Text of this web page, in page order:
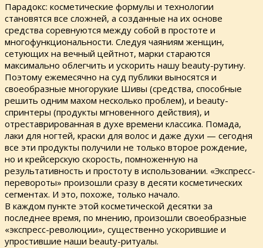
Парадокс: косметические формулы и технологии
становятся все сложней, а созданные на их основе
средства соревнуются между собой в простоте и
многофункциональности. Следуя чаяниям женщин,
сетующих на вечный цейтнот, марки стараются
максимально облегчить и ускорить нашу beauty-рутину.
Поэтому ежемесячно на суд публики выносятся и
своеобразные многорукие Шивы (средства, способные
решить одним махом несколько проблем), и beauty-
спринтеры (продукты мгновенного действия), и
отреставрированная в духе времени классика. Помада,
лаки для ногтей, краски для волос и даже духи — сегодня
все эти продукты получили не только второе рождение,
но и крейсерскую скорость, помноженную на
результативность и простоту в использовании. «Экспресс-
перевороты» произошли сразу в десяти косметических
сегментах. И это, похоже, только начало.
В каждом пункте этой косметической десятки за
последнее время, по мнению, произошли своеобразные
«экспресс-революции», существенно ускорившие и
упростившие наши beauty-ритуалы.